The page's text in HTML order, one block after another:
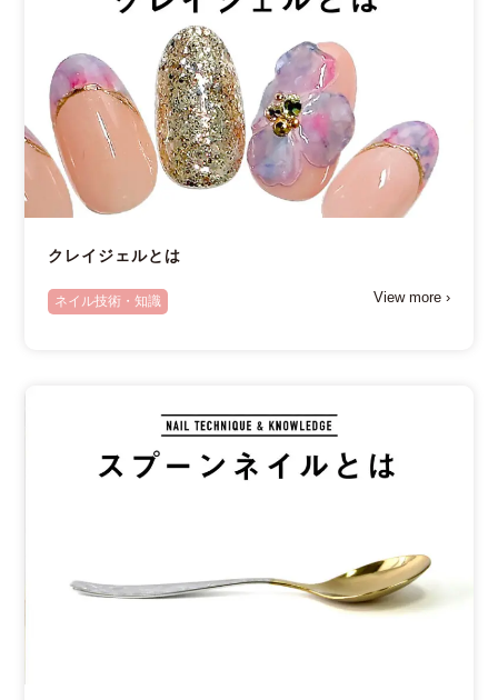
クレイジェルとは
ネイル技術・知識 View more ›